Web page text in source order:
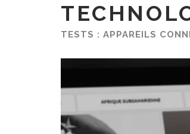
TESTS : APPAREILS